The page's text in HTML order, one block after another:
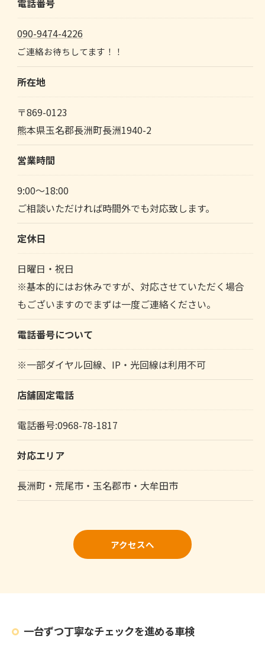
090-9474-4226
ご連絡お待ちしてます！！
所在地
〒869-0123
熊本県玉名郡長洲町長洲1940-2
営業時間
9:00～18:00
ご相談いただければ時間外でも対応致します。
定休日
日曜日・祝日
※基本的にはお休みですが、対応させていただく場合
もございますのでまずは一度ご連絡ください。
電話番号について
※一部ダイヤル回線、IP・光回線は利用不可
店舗固定電話
電話番号:0968-78-1817
対応エリア
長洲町・荒尾市・玉名郡市・大牟田市
アクセスへ
一台ずつ丁寧なチェックを進める車検